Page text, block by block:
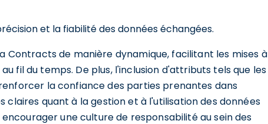
et la fiabilité des données échangées.
de manière dynamique, facilitant les mises à
fil du temps. De plus, l'inclusion d'attributs tels que les
la confiance des parties prenantes dans
claires quant à la gestion et à l'utilisation des données
une culture de responsabilité au sein des